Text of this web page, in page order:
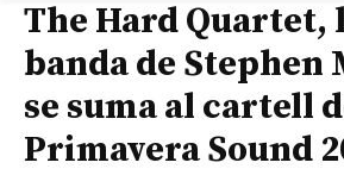
The Hard Quartet,
banda de Stephen
se suma al cartell
Primavera Sound